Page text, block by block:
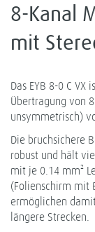
8-Kanal
mit
Das EYB 8-0 C
Übertragung von
unsymmetrisch)
Die bruchsichere
robust und hält
mit je 0.14 mm²
(Folienschirm mit
ermöglichen
längere Strecken.